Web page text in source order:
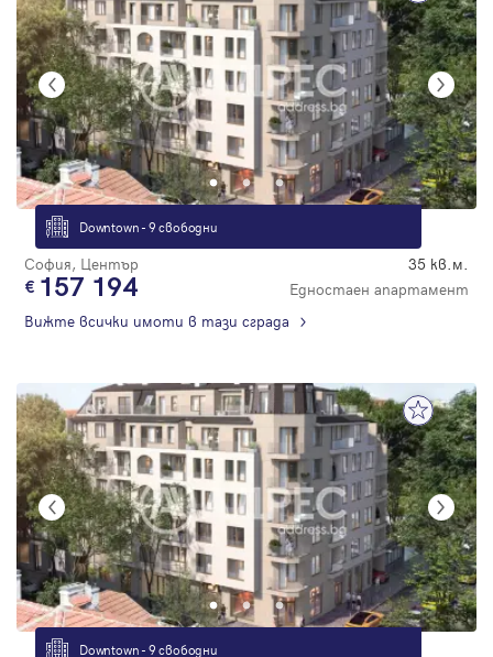
Downtown - 9 свободни
София, Център 35 кв.м.
157 194
Едностаен апартамент
Вижте всички имоти в тази сграда
Downtown - 9 свободни